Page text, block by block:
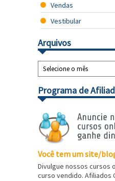
Vendas
Vestibular
Arquivos
Programa de
Você tem um site/
Divulgue nossos cursos
curso vendido. Afiliados